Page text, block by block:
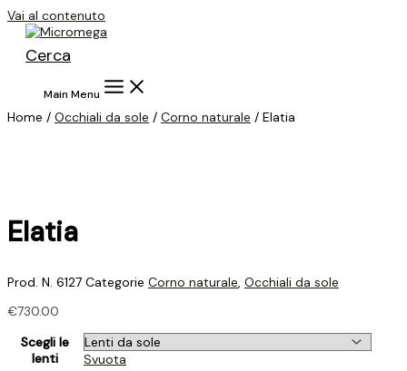
Vai al contenuto
Cerca
Main Menu
Home / Occhiali da sole / Corno naturale / Elatia
Elatia
Prod. N. 6127 Categorie Corno naturale, Occhiali da sole
€730.00
Scegli le
lenti
Svuota